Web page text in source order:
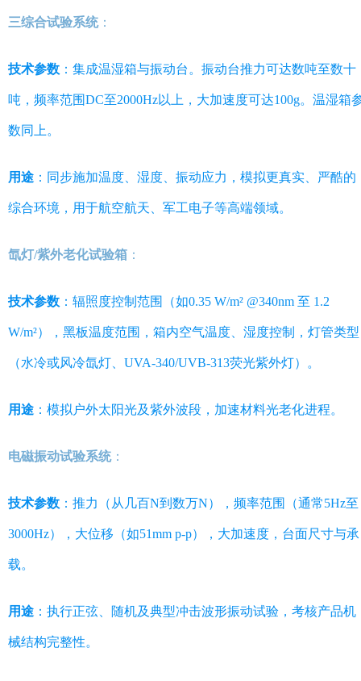
三综合试验系统：
技术参数 ：集成温湿箱与振动台。振动台推力可达数吨至数十
吨，频率范围DC至2000Hz以上，大加速度可达100g。温湿箱
数同上。
用途 ：同步施加温度、湿度、振动应力，模拟更真实、严酷的
综合环境，用于航空航天、军工电子等高端领域。
氙灯/紫外老化试验箱 ：
技术参数 ：辐照度控制范围（如0.35 W/m² @340nm 至 1.2
W/m²），黑板温度范围，箱内空气温度、湿度控制，灯管类型
（水冷或风冷氙灯、UVA-340/UVB-313荧光紫外灯）。
用途 ：模拟户外太阳光及紫外波段，加速材料光老化进程。
电磁振动试验系统：
技术参数 ：推力（从几百N到数万N），频率范围（通常5Hz至
3000Hz），大位移（如51mm p-p），大加速度，台面尺寸与承
载。
用途 ：执行正弦、随机及典型冲击波形振动试验，考核产品机
械结构完整性。